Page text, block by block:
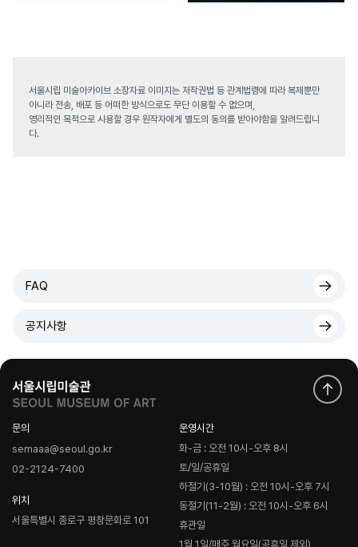
서울시립 미술아카이브 소장자료 이미지는 저작권법 등 관계법령에 따라 복제뿐만
아니라 전송, 배포 등 어떠한 방식으로도 무단 이용할 수 없으며,
영리적인 목적으로 사용할 경우 원작자에게 별도의 동의를 받아야함을 알려드립니
다.
FAQ
공지사항
문의
semaaa@seoul.go.kr
02-2124-7400
위치
서울특별시 종로구 평창문화로 101
운영시간
화-금 : 오전 10시-오후 8시
토/일/공휴일
하절기(3-10월) : 오전 10시-오후 7시
동절기(11-2월) : 오전 10시-오후 6시
휴관일
1월 1일/매주 월요일(공휴일 제외)